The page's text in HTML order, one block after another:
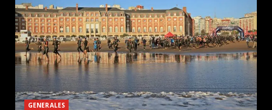
GENERALES